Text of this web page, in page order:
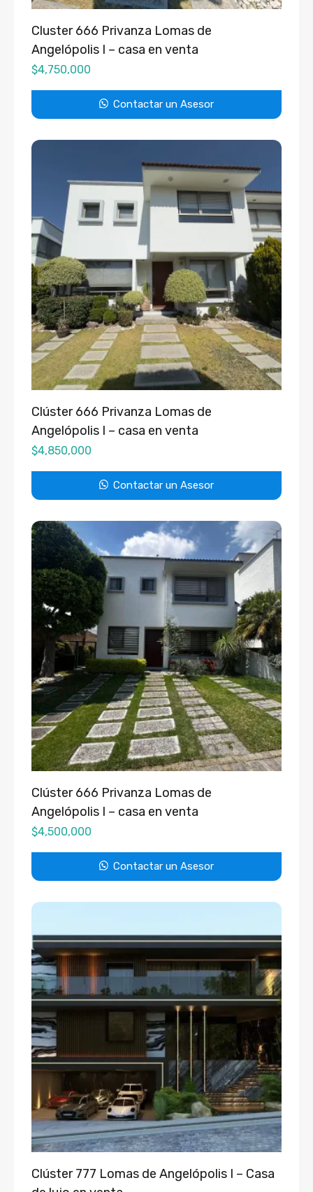
Cluster 666 Privanza Lomas de
Angelópolis I – casa en venta
$4,750,000
Contactar un Asesor
Clúster 666 Privanza Lomas de
Angelópolis I – casa en venta
$4,850,000
Contactar un Asesor
Clúster 666 Privanza Lomas de
Angelópolis I – casa en venta
$4,500,000
Contactar un Asesor
Clúster 777 Lomas de Angelópolis I – Casa